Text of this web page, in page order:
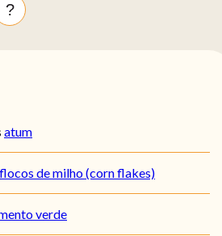
?
atum
flocos de milho (corn flakes)
verde